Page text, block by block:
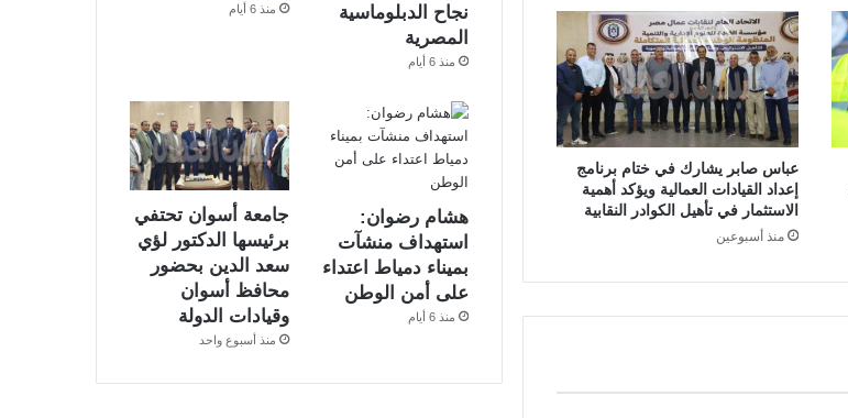
عباس صابر يشارك في ختام برنامج
إعداد القيادات العمالية ويؤكد أهمية
الاستثمار في تأهيل الكوادر النقابية
منذ أسبوعين
نجاح الدبلوماسية
المصرية
منذ 6 أيام
منذ 6 أيام
هشام رضوان:
استهداف منشآت
بميناء دمياط اعتداء
على أمن الوطن
منذ 6 أيام
جامعة أسوان تحتفي
برئيسها الدكتور لؤي
سعد الدين بحضور
محافظ أسوان
وقيادات الدولة
منذ أسبوع واحد